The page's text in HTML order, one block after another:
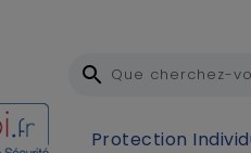
Protection